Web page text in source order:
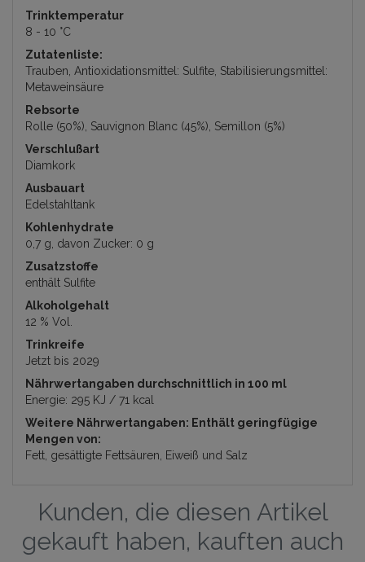
Trinktemperatur
8 - 10 °C
Zutatenliste:
Trauben, Antioxidationsmittel: Sulfite, Stabilisierungsmittel:
Metaweinsäure
Rebsorte
Rolle (50%), Sauvignon Blanc (45%), Semillon (5%)
Verschlußart
Diamkork
Ausbauart
Edelstahltank
Kohlenhydrate
0,7 g, davon Zucker: 0 g
Zusatzstoffe
enthält Sulfite
Alkoholgehalt
12 % Vol.
Trinkreife
Jetzt bis 2029
Nährwertangaben durchschnittlich in 100 ml
Energie: 295 KJ / 71 kcal
Weitere Nährwertangaben: Enthält geringfügige
Mengen von:
Fett, gesättigte Fettsäuren, Eiweiß und Salz
Kunden, die diesen Artikel
gekauft haben, kauften auch